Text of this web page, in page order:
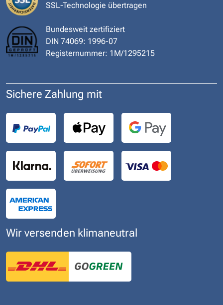
SSL-Technologie übertragen
Bundesweit zertifiziert
DIN 74069: 1996-07
Registernummer: 1M/1295215
Sichere Zahlung mit
Wir versenden klimaneutral